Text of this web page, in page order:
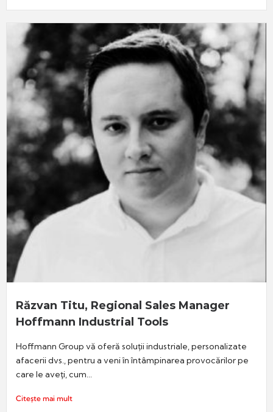
Răzvan Titu, Regional Sales Manager
Hoffmann Industrial Tools
Hoffmann Group vă oferă soluții industriale, personalizate
afacerii dvs., pentru a veni în întâmpinarea provocărilor pe
care le aveţi, cum...
Citește mai mult